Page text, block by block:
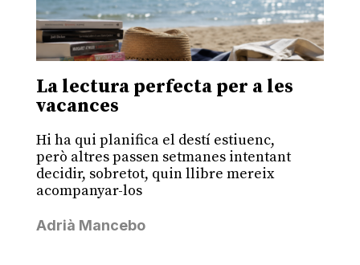
La lectura perfecta per a les
vacances
Hi ha qui planifica el destí estiuenc,
però altres passen setmanes intentant
decidir, sobretot, quin llibre mereix
acompanyar-los
Adrià Mancebo